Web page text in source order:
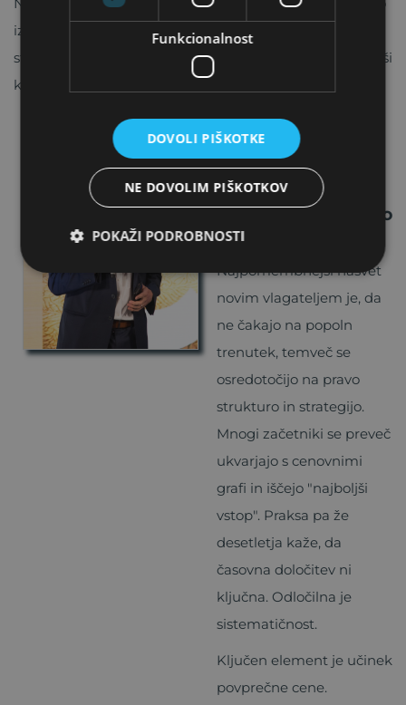
Naš pogled ostaja jasen, in sicer da ima srebro še vedno
izrazit strukturni potencial, zato bosta ustrezna
strategija in fizična lastnina v prihodnje še pomembnejši
kot doslej.
Kakšen nasvet bi
dali novim
vlagateljem, ki
želijo vlagati v zlato
in srebro?
Najpomembnejši nasvet
novim vlagateljem je, da
ne čakajo na popoln
trenutek, temveč se
osredotočijo na pravo
strukturo in strategijo.
Mnogi začetniki se preveč
ukvarjajo s cenovnimi
grafi in iščejo "najboljši
vstop". Praksa pa že
desetletja kaže, da
časovna določitev ni
ključna. Odločilna je
sistematičnost.
Ključen element je učinek
povprečne cene.
Funkcionalnost
DOVOLI PIŠKOTKE
NE DOVOLIM PIŠKOTKOV
POKAŽI PODROBNOSTI